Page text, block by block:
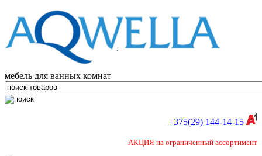
мебель для ванных комнат
+375(29) 144-14-15
АКЦИЯ на ограниченный ассортимент